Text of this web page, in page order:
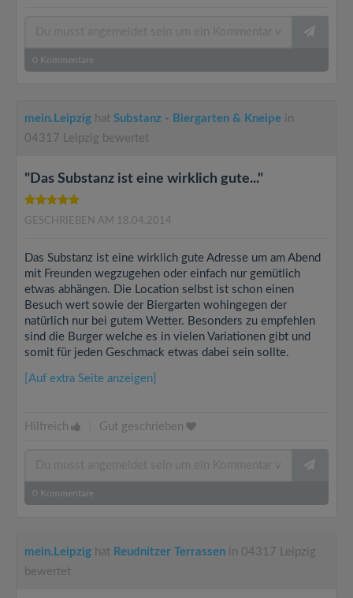
0 Kommentare
mein.Leipzig hat Substanz - Biergarten & Kneipe in
04317 Leipzig bewertet
"Das Substanz ist eine wirklich gute..."
GESCHRIEBEN AM 18.04.2014
Das Substanz ist eine wirklich gute Adresse um am Abend
mit Freunden wegzugehen oder einfach nur gemütlich
etwas abhängen. Die Location selbst ist schon einen
Besuch wert sowie der Biergarten wohingegen der
natürlich nur bei gutem Wetter. Besonders zu empfehlen
sind die Burger welche es in vielen Variationen gibt und
somit für jeden Geschmack etwas dabei sein sollte.
[Auf extra Seite anzeigen]
Hilfreich Gut geschrieben
0 Kommentare
mein.Leipzig hat Reudnitzer Terrassen in 04317 Leipzig
bewertet